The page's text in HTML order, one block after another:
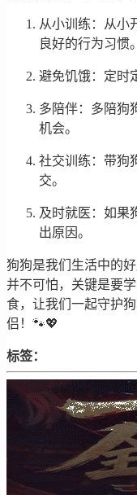
从小训练：从小
良好的行为习惯。
避免饥饿：定时
多陪伴：多陪狗
机会。
社交训练：带狗
交。
及时就医：如果
出原因。
狗狗是我们生活中的
并不可怕，关键是要
食，让我们一起守护
侣！🐾💖
标签：